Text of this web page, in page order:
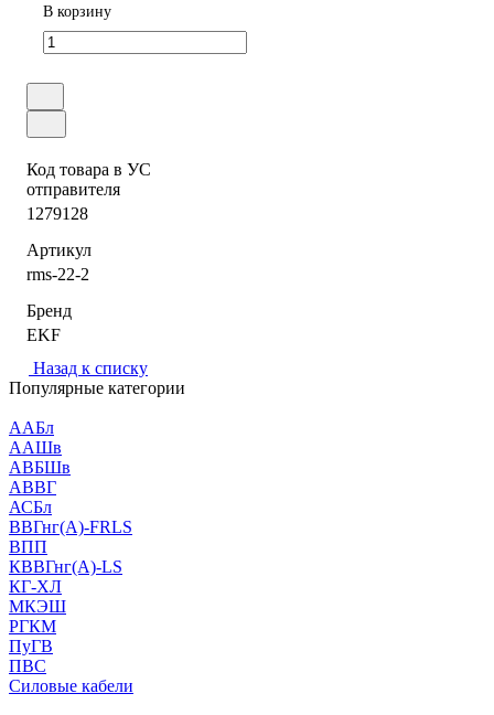
В корзину
Код товара в УС
отправителя
1279128
Артикул
rms-22-2
Бренд
EKF
Назад к списку
Популярные категории
ААБл
ААШв
АВБШв
АВВГ
АСБл
ВВГнг(А)-FRLS
ВПП
КВВГнг(А)-LS
КГ-ХЛ
МКЭШ
РГКМ
ПуГВ
ПВС
Силовые кабели